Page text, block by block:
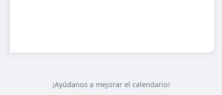
¡Ayúdanos a mejorar el calendario!